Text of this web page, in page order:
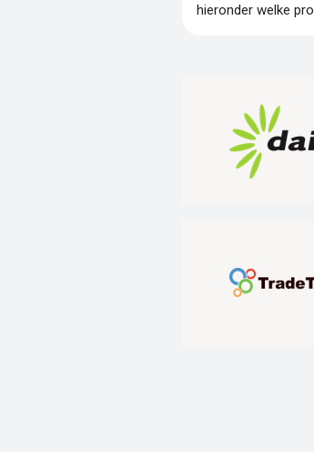
hieronder welke